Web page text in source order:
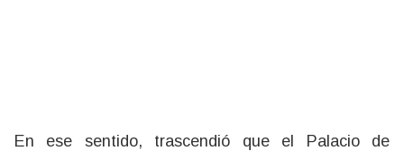
En ese sentido, trascendió que el Palacio de